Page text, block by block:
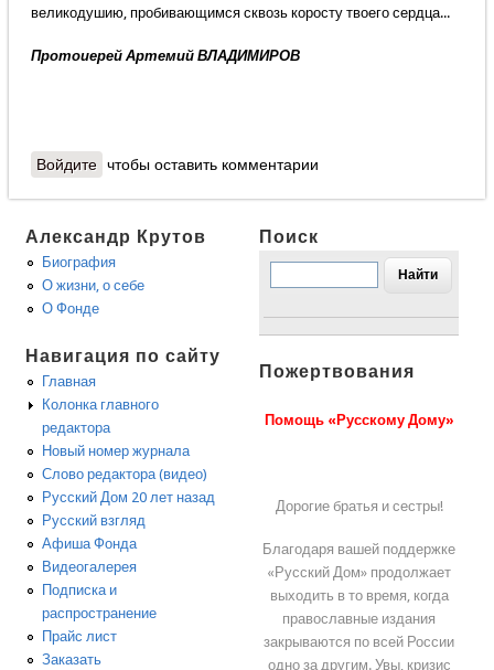
великодушию, пробивающимся сквозь коросту твоего сердца...
Протоиерей Артемий ВЛАДИМИРОВ
Войдите чтобы оставить комментарии
Александр Крутов
Биография
О жизни, о себе
О Фонде
Навигация по сайту
Главная
Колонка главного
редактора
Новый номер журнала
Слово редактора (видео)
Русский Дом 20 лет назад
Русский взгляд
Афиша Фонда
Видеогалерея
Подписка и
распространение
Прайс лист
Заказать
Поиск
Пожертвования
Помощь «Русскому Дому»
Дорогие братья и сестры!
Благодаря вашей поддержке
«Русский Дом» продолжает
выходить в то время, когда
православные издания
закрываются по всей России
одно за другим. Увы, кризис